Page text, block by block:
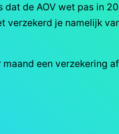
dat de AOV wet pas in
verzekerd je namelijk
een verzekering